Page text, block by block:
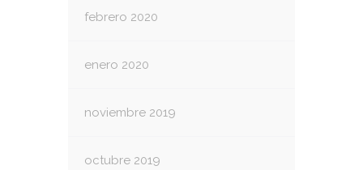
febrero 2020
enero 2020
noviembre 2019
octubre 2019